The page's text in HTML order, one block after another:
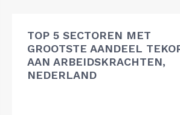
TOP 5 SECTOREN MET
GROOTSTE AANDEEL
AAN ARBEIDSKRACHTEN,
NEDERLAND